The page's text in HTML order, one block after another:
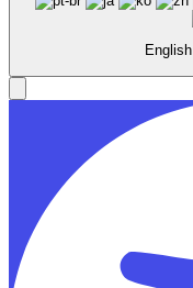
English